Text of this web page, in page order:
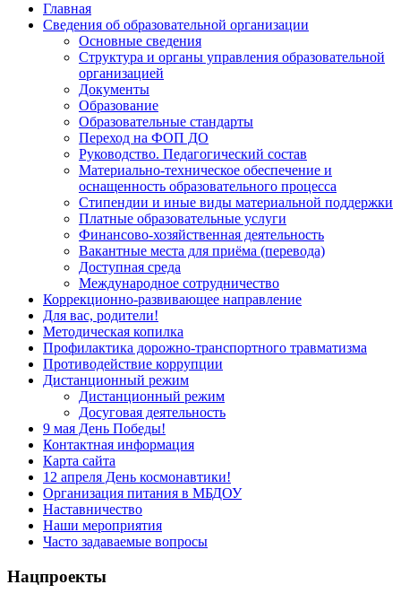
Главная
Сведения об образовательной организации
Основные сведения
Структура и органы управления образовательной
организацией
Документы
Образование
Образовательные стандарты
Переход на ФОП ДО
Руководство. Педагогический состав
Материально-техническое обеспечение и
оснащенность образовательного процесса
Стипендии и иные виды материальной поддержки
Платные образовательные услуги
Финансово-хозяйственная деятельность
Вакантные места для приёма (перевода)
Доступная среда
Международное сотрудничество
Коррекционно-развивающее направление
Для вас, родители!
Методическая копилка
Профилактика дорожно-транспортного травматизма
Противодействие коррупции
Дистанционный режим
Дистанционный режим
Досуговая деятельность
9 мая День Победы!
Контактная информация
Карта сайта
12 апреля День космонавтики!
Организация питания в МБДОУ
Наставничество
Наши мероприятия
Часто задаваемые вопросы
Нацпроекты